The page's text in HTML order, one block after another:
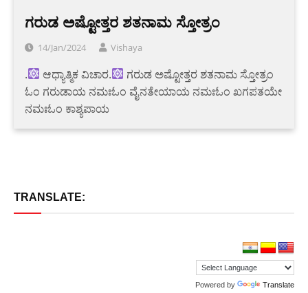
ಗರುಡ ಅಷ್ಟೋತ್ತರ ಶತನಾಮ ಸ್ತೋತ್ರಂ
14/Jan/2024 Vishaya
. ಆಧ್ಯಾತ್ಮಿಕ ವಿಚಾರ.
ಗರುಡ ಅಷ್ಟೋತ್ತರ ಶತನಾಮ ಸ್ತೋತ್ರಂ
ಓಂ ಗರುಡಾಯ ನಮಃಓಂ ವೈನತೇಯಾಯ ನಮಃಓಂ ಖಗಪತಯೇ
ನಮಃಓಂ ಕಾಶ್ಯಪಾಯ
TRANSLATE:
Powered by Translate